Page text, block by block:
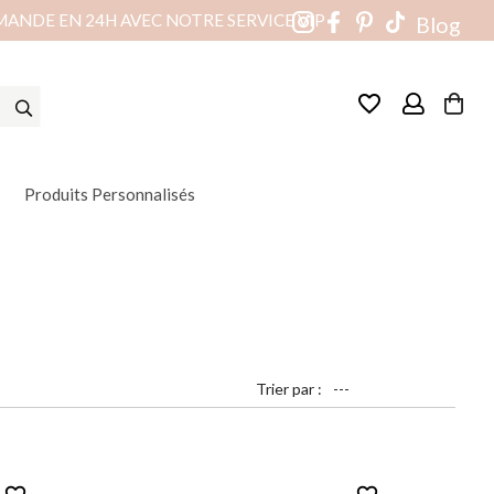
Blog
EN 24H AVEC NOTRE SERVICE VIP
favorite_border
Produits Personnalisés
Trier par :